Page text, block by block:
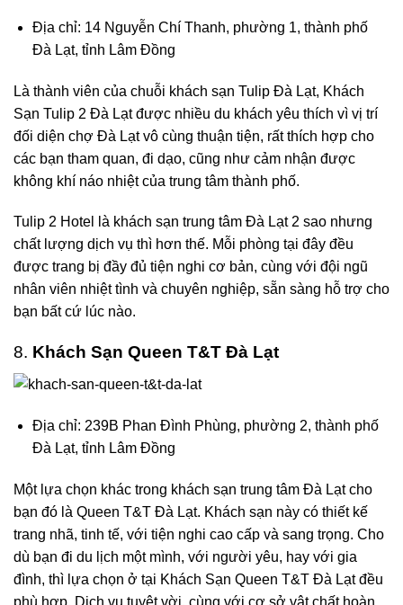
Địa chỉ: 14 Nguyễn Chí Thanh, phường 1, thành phố
Đà Lạt, tỉnh Lâm Đồng
Là thành viên của chuỗi khách sạn Tulip Đà Lạt, Khách
Sạn Tulip 2 Đà Lạtđược nhiều du khách yêu thích vì vị trí
đối diện chợ Đà Lạt vô cùng thuận tiện, rất thích hợp cho
các bạn tham quan, đi dạo, cũng như cảm nhận được
không khí náo nhiệt của trung tâm thành phố.
Tulip 2 Hotel là khách sạn trung tâm Đà Lạt 2 sao nhưng
chất lượng dịch vụ thì hơn thế. Mỗi phòng tại đây đều
được trang bị đầy đủ tiện nghi cơ bản, cùng với đội ngũ
nhân viên nhiệt tình và chuyên nghiệp, sẵn sàng hỗ trợ cho
bạn bất cứ lúc nào.
8. Khách Sạn Queen T&T Đà Lạt
Địa chỉ: 239B Phan Đình Phùng, phường 2, thành phố
Đà Lạt, tỉnh Lâm Đồng
Một lựa chọn khác trong khách sạn trung tâm Đà Lạt cho
bạn đó là Queen T&T Đà Lạt. Khách sạn này có thiết kế
trang nhã, tinh tế, với tiện nghi cao cấp và sang trọng. Cho
dù bạn đi du lịch một mình, với người yêu, hay với gia
đình, thì lựa chọn ở tại Khách Sạn Queen T&T Đà Lạt đều
phù hợp. Dịch vụ tuyệt vời, cùng với cơ sở vật chất hoàn